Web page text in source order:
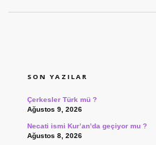
SON YAZILAR
Çerkesler Türk mü ?
Ağustos 9, 2026
Necati ismi Kur’an’da geçiyor mu ?
Ağustos 8, 2026